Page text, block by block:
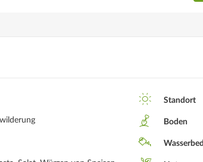
Standort
Boden